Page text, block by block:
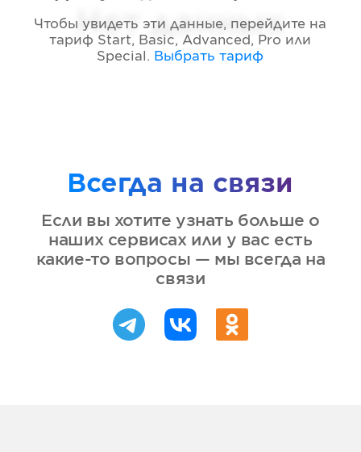
Нет данных
Чтобы увидеть эти данные, перейдите на
тариф Start, Basic, Advanced, Pro или
Special . Выбрать тариф
Всегда на связи
Если вы хотите узнать больше о
наших сервисах или у вас есть
какие-то вопросы — мы всегда на
связи